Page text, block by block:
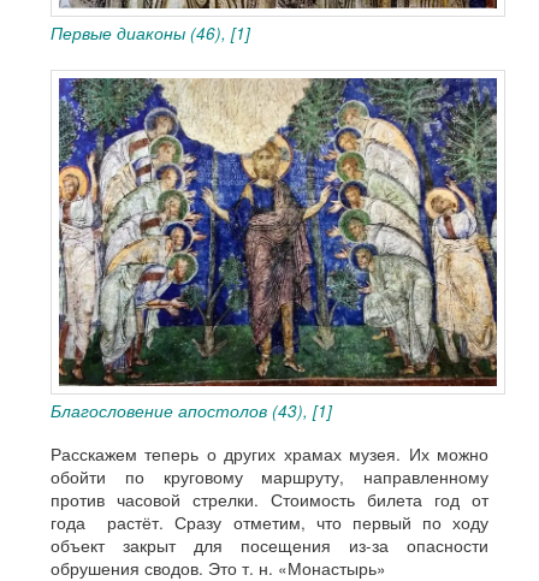
Первые диаконы (46), [1]
Благословение апостолов (43), [1]
Расскажем теперь о других храмах музея. Их можно
обойти по круговому маршруту, направленному
против часовой стрелки. Стоимость билета год от
года растёт. Сразу отметим, что первый по ходу
объект закрыт для посещения из-за опасности
обрушения сводов. Это т. н. «Монастырь»